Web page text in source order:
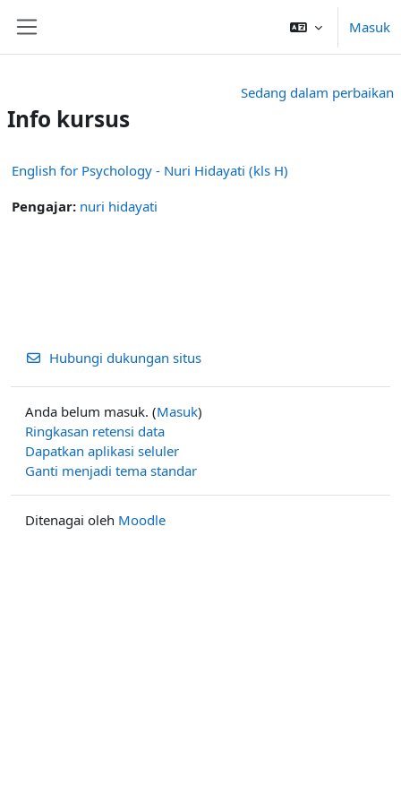
Masuk
Sedang dalam perbaikan
Info kursus
English for Psychology - Nuri Hidayati (kls H)
Pengajar: nuri hidayati
Hubungi dukungan situs
Anda belum masuk. (Masuk)
Ringkasan retensi data
Dapatkan aplikasi seluler
Ganti menjadi tema standar
Ditenagai oleh Moodle